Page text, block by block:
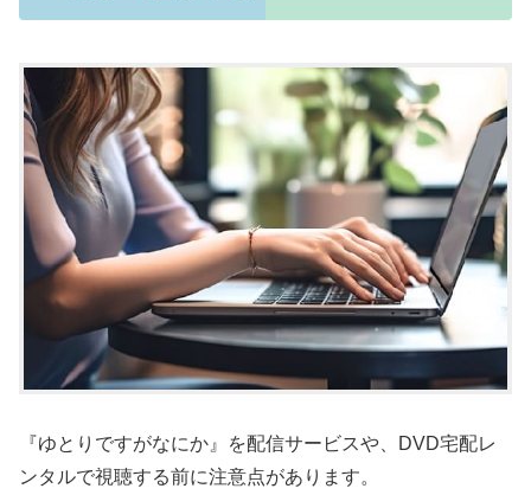
『ゆとりですがなにか』を配信サービスや、DVD宅配レ
ンタルで視聴する前に注意点があります。